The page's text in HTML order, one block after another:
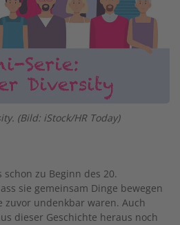
(Bild: iStock/HR Today)
zu Beginn des 20.
sie gemeinsam Dinge bewegen
undenkbar waren. Auch
dieser Geschichte heraus noch